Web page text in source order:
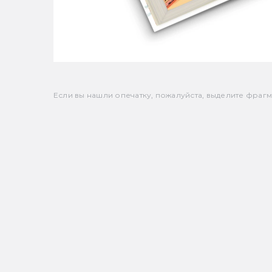
Если вы нашли опечатку, пожалуйста, выделите